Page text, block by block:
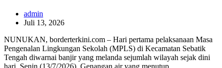
admin
Juli 13, 2026
NUNUKAN, borderterkini.com – Hari pertama pelaksanaan Masa
Pengenalan Lingkungan Sekolah (MPLS) di Kecamatan Sebatik
Tengah diwarnai banjir yang melanda sejumlah wilayah sejak dini
hari, Senin (13/7/2026). Genangan air yang menutup…